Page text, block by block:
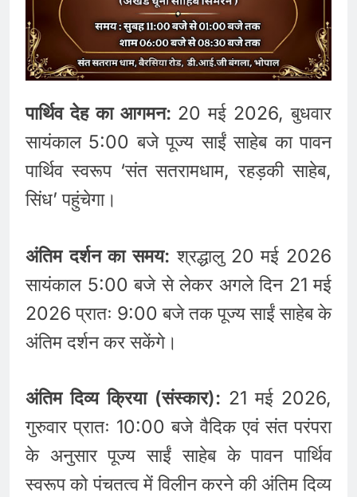
पार्थिव देह का आगमन: 20 मई 2026, बुधवार
सायंकाल 5:00 बजे पूज्य साईं साहेब का पावन
पार्थिव स्वरूप ‘संत सतरामधाम, रहड़की साहेब,
सिंध’ पहुंचेगा।
अंतिम दर्शन का समय:श्रद्धालु 20 मई 2026
सायंकाल 5:00 बजे से लेकर अगले दिन 21 मई
2026 प्रातः 9:00 बजे तक पूज्य साईं साहेब के
अंतिम दर्शन कर सकेंगे।
अंतिम दिव्य क्रिया (संस्कार): 21 मई 2026,
गुरुवार प्रातः 10:00 बजे वैदिक एवं संत परंपरा
के अनुसार पूज्य साईं साहेब के पावन पार्थिव
स्वरूप को पंचतत्व में विलीन करने की अंतिम दिव्य